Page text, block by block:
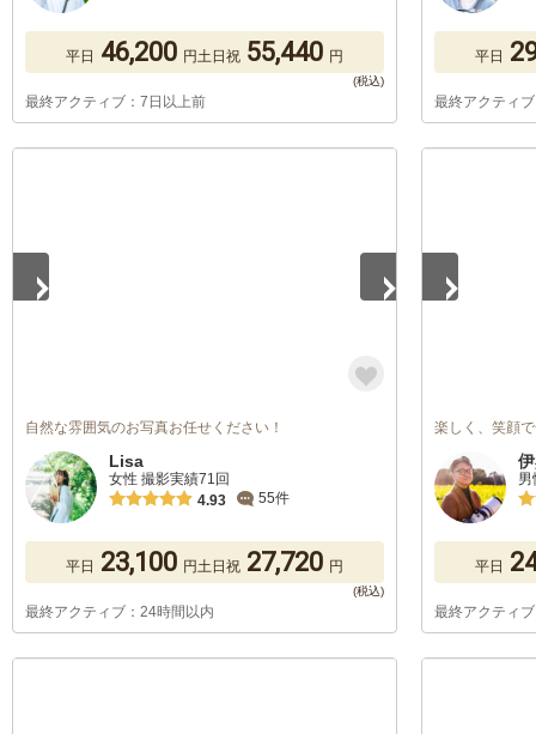
平日 46,200 円土日祝 55,440 円
最終アクティブ：7日以上前
平日
最終アクティ
自然な雰囲気のお写真お任せください！
Lisa
女性 撮影実績71回
4.93
55件
平日 23,100 円土日祝 27,720 円
最終アクティブ：24時間以内
楽しく、笑顔
平日
最終アクティ